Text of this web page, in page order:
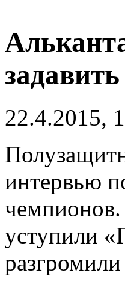
22.4.2015,
интервью
уступили